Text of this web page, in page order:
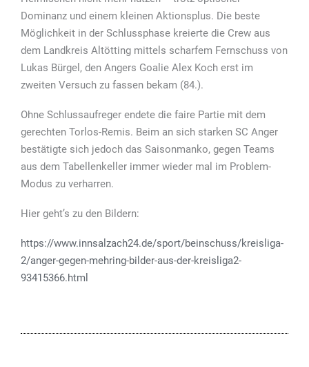
Dominanz und einem kleinen Aktionsplus. Die beste
Möglichkeit in der Schlussphase kreierte die Crew aus
dem Landkreis Altötting mittels scharfem Fernschuss von
Lukas Bürgel, den Angers Goalie Alex Koch erst im
zweiten Versuch zu fassen bekam (84.).
Ohne Schlussaufreger endete die faire Partie mit dem
gerechten Torlos-Remis. Beim an sich starken SC Anger
bestätigte sich jedoch das Saisonmanko, gegen Teams
aus dem Tabellenkeller immer wieder mal im Problem-
Modus zu verharren.
Hier geht’s zu den Bildern:
https://www.innsalzach24.de/sport/beinschuss/kreisliga-
2/anger-gegen-mehring-bilder-aus-der-kreisliga2-
93415366.html